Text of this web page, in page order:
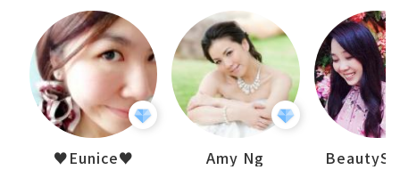
♥Eunice♥ Amy Ng